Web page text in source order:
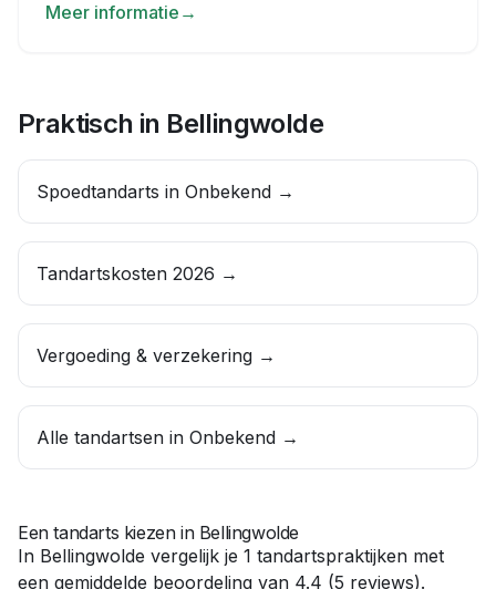
Meer informatie →
Praktisch in Bellingwolde
Spoedtandarts in Onbekend →
Tandartskosten 2026 →
Vergoeding & verzekering →
Alle tandartsen in Onbekend →
Een tandarts kiezen in Bellingwolde
In Bellingwolde vergelijk je 1 tandartspraktijken met
een gemiddelde beoordeling van 4.4 (5 reviews).